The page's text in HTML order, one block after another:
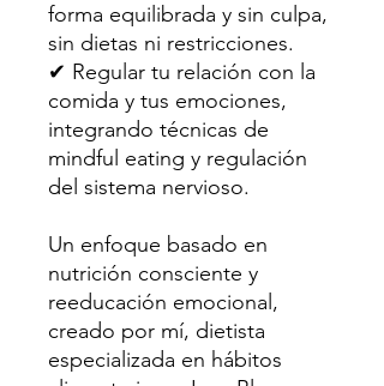
forma equilibrada y sin culpa,
sin dietas ni restricciones.
✔ Regular tu relación con la
comida y tus emociones,
integrando técnicas de
mindful eating y regulación
del sistema nervioso.
Un enfoque basado en
nutrición consciente y
reeducación emocional,
creado por mí, dietista
especializada en hábitos